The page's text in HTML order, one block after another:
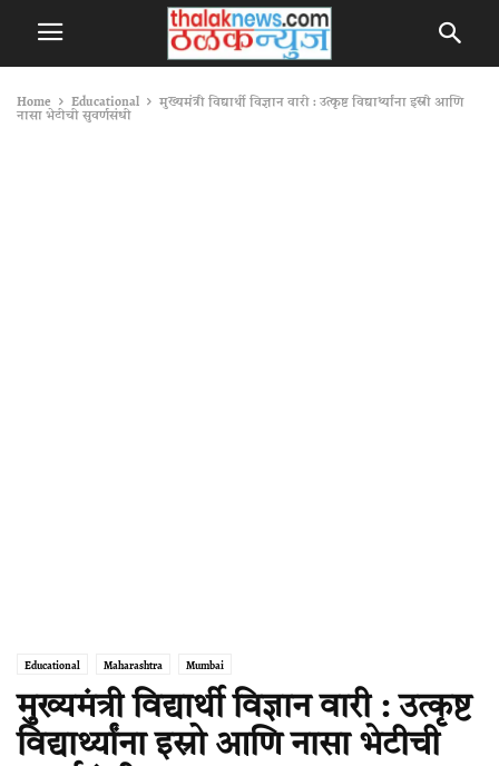
Home Educational मुख्यमंत्री विद्यार्थी विज्ञान वारी : उत्कृष्ट विद्यार्थ्यांना इस्रो आणि
नासा भेटीची सुवर्णसंधी
Educational Maharashtra Mumbai
मुख्यमंत्री विद्यार्थी विज्ञान वारी : उत्कृष्ट
विद्यार्थ्यांना इस्रो आणि नासा भेटीची